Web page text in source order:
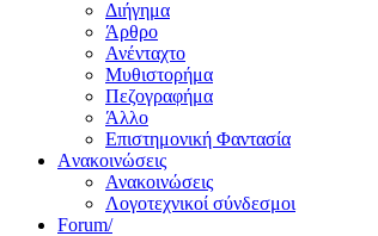
Διήγημα
Άρθρο
Ανένταχτο
Μυθιστορήμα
Πεζογραφήμα
Άλλο
Επιστημονική Φαντασία
Aνακοινώσεις
Ανακοινώσεις
Λογοτεχνικοί σύνδεσμοι
Forum/